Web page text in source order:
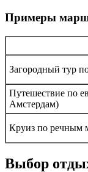
Примеры
Загородный тур
Путешествие по
Амстердам)
Круиз по речным
Выбор